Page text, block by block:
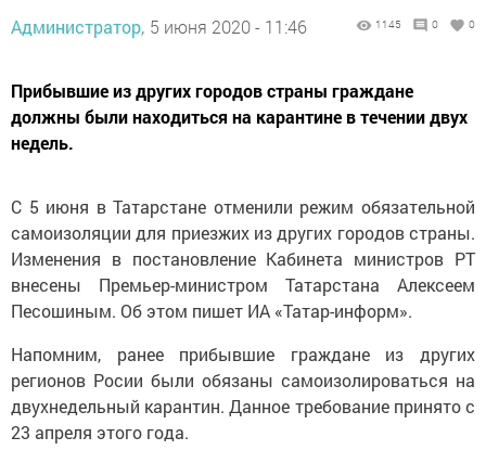
Администратор, 5 июня 2020 - 11:46 1145 0 0
Прибывшие из других городов страны граждане
должны были находиться на карантине в течении двух
недель.
С 5 июня в Татарстане отменили режим обязательной
самоизоляции для приезжих из других городов страны.
Изменения в постановление Кабинета министров РТ
внесены Премьер-министром Татарстана Алексеем
Песошиным. Об этом пишет ИА «Татар-информ».
Напомним, ранее прибывшие граждане из других
регионов Росии были обязаны самоизолироваться на
двухнедельный карантин. Данное требование принято с
23 апреля этого года.